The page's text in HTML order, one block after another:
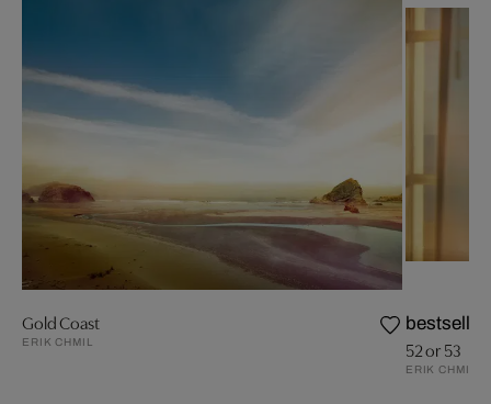
Gold Coast
ERIK CHMIL
bestseller
52 or 53
ERIK CHMIL